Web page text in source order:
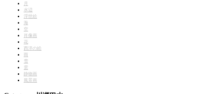
月
水辺
浮世絵
海
空
肖像画
花
西洋の絵
雨
雪
雲
静物画
風景画